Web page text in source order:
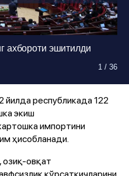
ахбороти эшитилди
1 /36
1 /36
1 /36
1 /36
1 /36
1 /36
1 /36
1 /36
1 /36
1 /36
1 /36
1 /36
1 /36
1 /36
1 /36
1 /36
1 /36
1 /36
1 /36
1 /36
1 /36
1 /36
1 /36
1 /36
1 /36
1 /36
1 /36
1 /36
1 /36
1 /36
1 /36
1 /36
1 /36
1 /36
1 /36
1 /36
йилда республикада 122
экиш
импортини
ҳисобланади.
овқат